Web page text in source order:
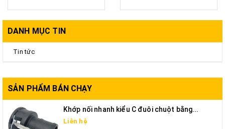
DANH MỤC TIN
Tin tức
SẢN PHẨM BÁN CHẠY
Khớp nối nhanh kiểu C đuôi chuột bằng...
Liên hệ